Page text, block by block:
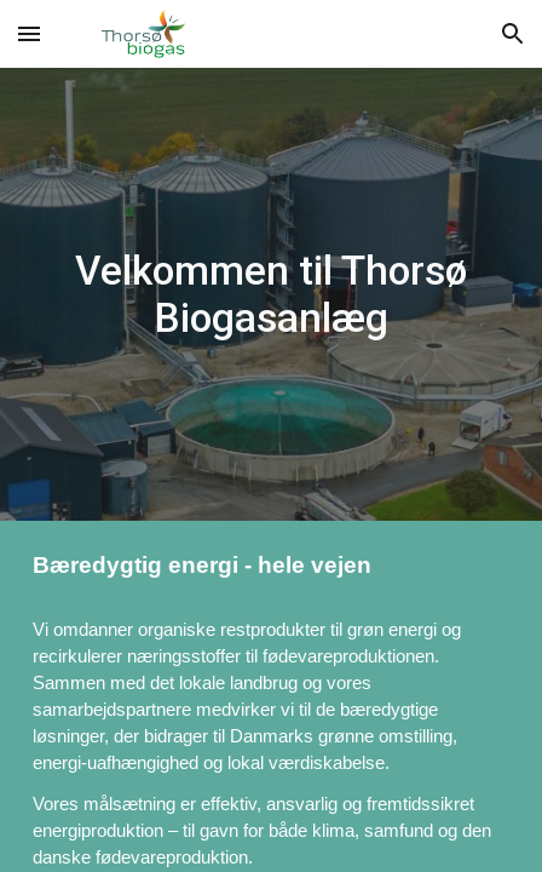
Skip to main content Skip to navigation
Velkommen til Thorsø
Biogasanlæg
Bæredygtig energi - hele vejen
Vi omdanner organiske restprodukter til grøn energi og
recirkulerer næringsstoffer til fødevareproduktionen.
Sammen med det lokale landbrug og vores
samarbejdspartnere medvirker vi til de bæredygtige
løsninger, der bidrager til Danmarks grønne omstilling,
energi-uafhængighed og lokal værdiskabelse.
Vores målsætning er effektiv, ansvarlig og fremtidssikret
energiproduktion – til gavn for både klima, samfund og den
danske fødevareproduktion.